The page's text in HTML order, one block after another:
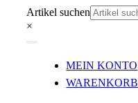
Inhalt
Artikel suchen
×
Navigation
MEIN KONTO
WARENKORB